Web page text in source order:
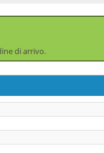
di arrivo.